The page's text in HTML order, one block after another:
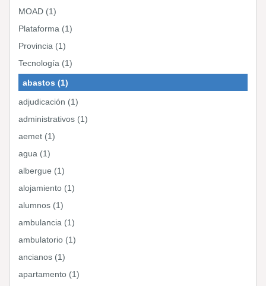
MOAD (1)
Plataforma (1)
Provincia (1)
Tecnología (1)
abastos (1)
adjudicación (1)
administrativos (1)
aemet (1)
agua (1)
albergue (1)
alojamiento (1)
alumnos (1)
ambulancia (1)
ambulatorio (1)
ancianos (1)
apartamento (1)